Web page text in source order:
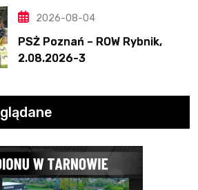
2026-08-04
PSŻ Poznań – ROW Rybnik,
2.08.2026-3